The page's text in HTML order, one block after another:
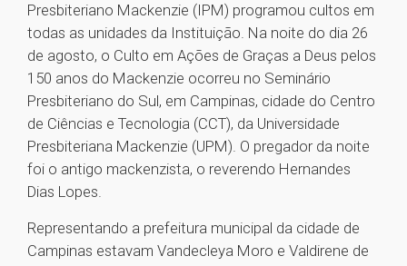
Presbiteriano Mackenzie (IPM) programou cultos em
todas as unidades da Instituição. Na noite do dia 26
de agosto, o Culto em Ações de Graças a Deus pelos
150 anos do Mackenzie ocorreu no Seminário
Presbiteriano do Sul, em Campinas, cidade do Centro
de Ciências e Tecnologia (CCT), da Universidade
Presbiteriana Mackenzie (UPM). O pregador da noite
foi o antigo mackenzista, o reverendo Hernandes
Dias Lopes.
Representando a prefeitura municipal da cidade de
Campinas estavam Vandecleya Moro e Valdirene de